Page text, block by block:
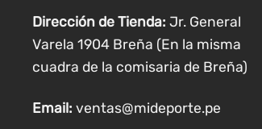
Dirección de Tienda: Jr. General
Varela 1904 Breña (En la misma
cuadra de la comisaria de Breña)
Email: ventas@mideporte.pe